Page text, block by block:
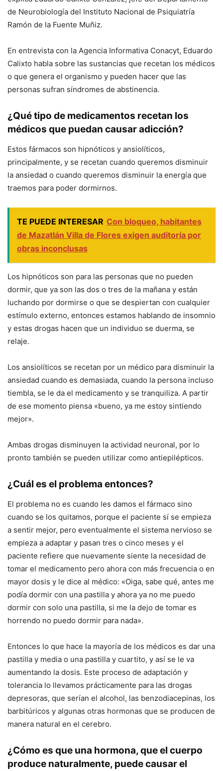
de Neurobiología del Instituto Nacional de Psiquiatría
Ramón de la Fuente Muñiz.
En entrevista con la Agencia Informativa Conacyt, Eduardo
Calixto habla sobre las sustancias que recetan los médicos
o que genera el organismo y pueden hacer que las
personas sufran síndromes de abstinencia.
¿Qué tipo de medicamentos recetan los
médicos que puedan causar adicción?
Estos fármacos son hipnóticos y ansiolíticos,
principalmente, y se recetan cuando queremos disminuir
la ansiedad o cuando queremos disminuir la energía que
traemos para poder dormirnos.
TE PUEDE INTERESAR Con bloqueo, habitantes
de Mazatlán Villa de Flores exigen auditoría por
obras inconclusas
Los hipnóticos son para las personas que no pueden
dormir, que ya son las dos o tres de la mañana y están
luchando por dormirse o que se despiertan con cualquier
estímulo externo, entonces estamos hablando de insomnio
y estas drogas hacen que un individuo se duerma, se
relaje.
Los ansiolíticos se recetan por un médico para disminuir la
ansiedad cuando es demasiada, cuando la persona incluso
tiembla, se le da el medicamento y se tranquiliza. A partir
de ese momento piensa «bueno, ya me estoy sintiendo
mejor».
Ambas drogas disminuyen la actividad neuronal, por lo
pronto también se pueden utilizar como antiepilépticos.
¿Cuál es el problema entonces?
El problema no es cuando les damos el fármaco sino
cuando se los quitamos, porque el paciente sí se empieza
a sentir mejor, pero eventualmente el sistema nervioso se
empieza a adaptar y pasan tres o cinco meses y el
paciente refiere que nuevamente siente la necesidad de
tomar el medicamento pero ahora con más frecuencia o en
mayor dosis y le dice al médico: «Oiga, sabe qué, antes me
podía dormir con una pastilla y ahora ya no me puedo
dormir con solo una pastilla, si me la dejo de tomar es
horrendo no puedo dormir para nada».
Entonces lo que hace la mayoría de los médicos es dar una
pastilla y media o una pastilla y cuartito, y así se le va
aumentando la dosis. Este proceso de adaptación y
tolerancia lo llevamos prácticamente para las drogas
depresoras, que serían el alcohol, las benzodiacepinas, los
barbitúricos y algunas otras hormonas que se producen de
manera natural en el cerebro.
¿Cómo es que una hormona, que el cuerpo
produce naturalmente, puede causar el